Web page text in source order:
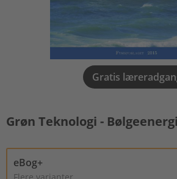
Gratis
Grøn Teknologi - Bølgeenergi
eBog+